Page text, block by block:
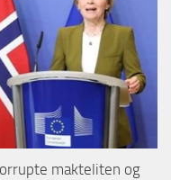
makteliten og